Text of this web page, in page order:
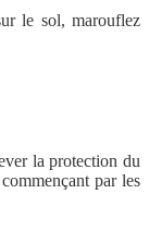
le sol, marouflez
la protection du
par les